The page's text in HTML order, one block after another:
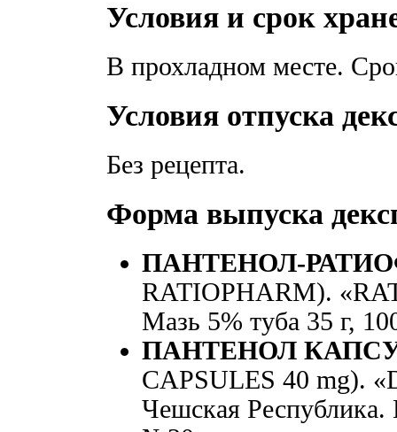
Условия и срок
В прохладном месте.
Условия отпуска
Без рецепта.
Форма выпуска
ПАНТЕНОЛ-
RATIOPHARM).
Мазь 5% туба 35 г,
ПАНТЕНОЛ
CAPSULES 40 mg).
Чешская Республика.